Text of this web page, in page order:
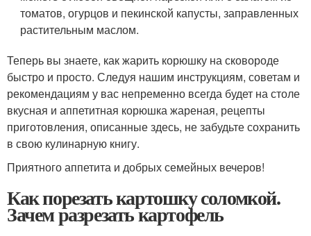
томатов, огурцов и пекинской капусты, заправленных
растительным маслом.
Теперь вы знаете, как жарить корюшку на сковороде
быстро и просто. Следуя нашим инструкциям, советам и
рекомендациям у вас непременно всегда будет на столе
вкусная и аппетитная корюшка жареная, рецепты
приготовления, описанные здесь, не забудьте сохранить
в свою кулинарную книгу.
Приятного аппетита и добрых семейных вечеров!
Как порезать картошку соломкой.
Зачем разрезать картофель